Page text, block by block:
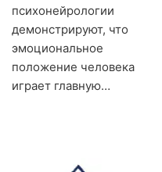
психонейрологии
демонстрируют, что
эмоциональное
положение человека
играет главную…